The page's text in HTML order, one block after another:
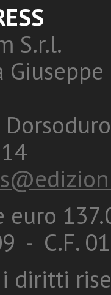
S.r.l.
- C.F.
diritti